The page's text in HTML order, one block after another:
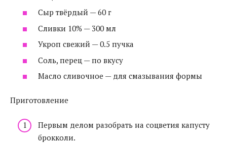
Сыр твёрдый — 60 г
Сливки 10% — 300 мл
Укроп свежий — 0.5 пучка
Соль, перец — по вкусу
Масло сливочное — для смазывания формы
Приготовление
Первым делом разобрать на соцветия капусту
брокколи.